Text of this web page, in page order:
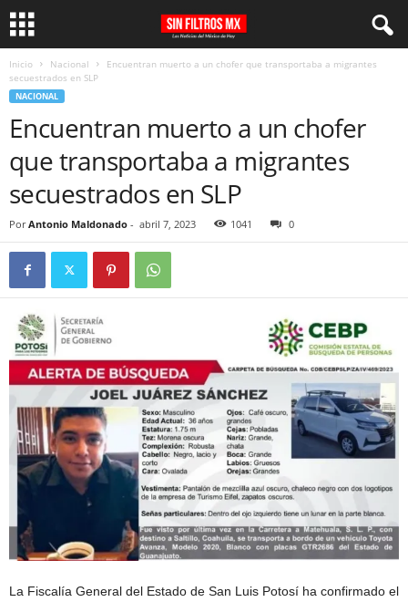
Inicio Nacional
Encuentran muerto a un chofer que transportaba a migrantes
secuestrados en SLP
NACIONAL
Encuentran muerto a un chofer
que transportaba a migrantes
secuestrados en SLP
Por Antonio Maldonado - abril 7, 2023 1041 0
La Fiscalía General del Estado de San Luis Potosí ha confirmado el